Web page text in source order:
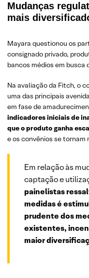
Mudanças
mais
Mayara questionou os
consignado privado,
bancos médios em busca
Na avaliação da Fitch, o
uma das principais
em fase de
indicadores iniciais de
que o produto ganha
e os convênios se tornam
Em relação às
captação e
painelistas
medidas é
prudente dos
existentes,
maior